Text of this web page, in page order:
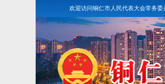
欢迎访问铜仁市人民代表大会常务委